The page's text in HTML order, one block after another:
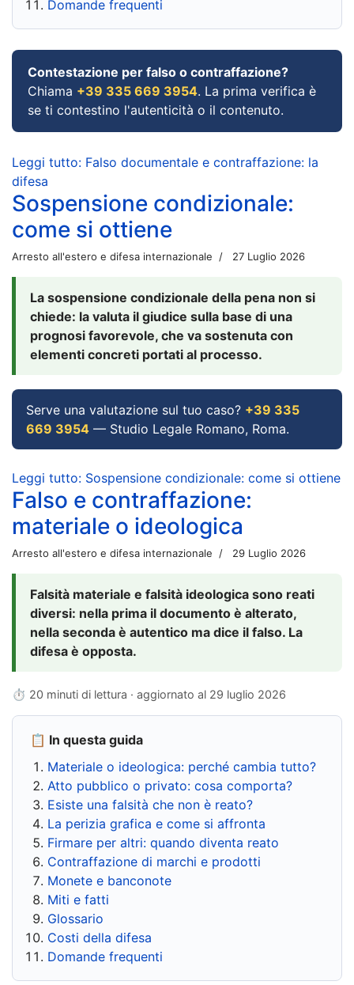
Domande frequenti
Contestazione per falso o contraffazione?
Chiama +39 335 669 3954. La prima verifica è
se ti contestino l'autenticità o il contenuto.
Leggi tutto: Falso documentale e contraffazione: la
difesa
Sospensione condizionale:
come si ottiene
Arresto all'estero e difesa internazionale 27 Luglio 2026
La sospensione condizionale della pena non si
chiede: la valuta il giudice sulla base di una
prognosi favorevole, che va sostenuta con
elementi concreti portati al processo.
Serve una valutazione sul tuo caso? +39 335
669 3954 — Studio Legale Romano, Roma.
Leggi tutto: Sospensione condizionale: come si ottiene
Falso e contraffazione:
materiale o ideologica
Arresto all'estero e difesa internazionale 29 Luglio 2026
Falsità materiale e falsità ideologica sono reati
diversi: nella prima il documento è alterato,
nella seconda è autentico ma dice il falso. La
difesa è opposta.
⏱ 20 minuti di lettura · aggiornato al 29 luglio 2026
📋 In questa guida
Materiale o ideologica: perché cambia tutto?
Atto pubblico o privato: cosa comporta?
Esiste una falsità che non è reato?
La perizia grafica e come si affronta
Firmare per altri: quando diventa reato
Contraffazione di marchi e prodotti
Monete e banconote
Miti e fatti
Glossario
Costi della difesa
Domande frequenti